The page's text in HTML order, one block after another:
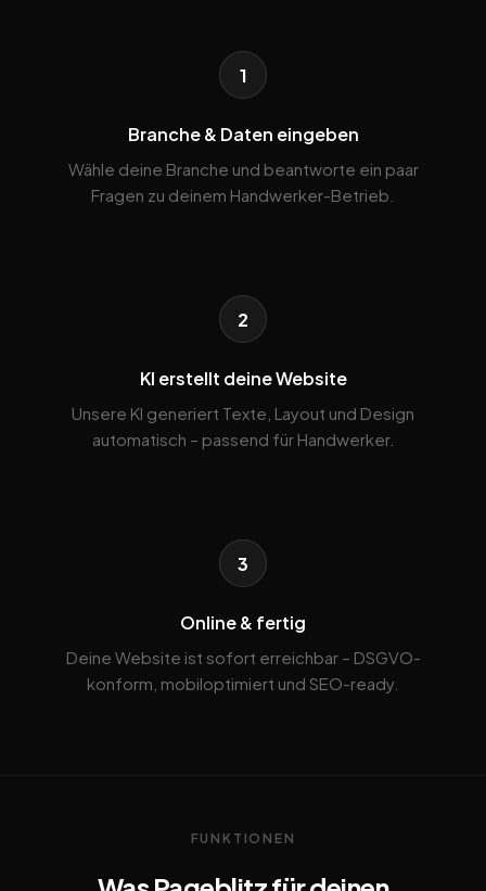
1
Branche & Daten eingeben
Wähle deine Branche und beantworte ein paar
Fragen zu deinem Handwerker-Betrieb.
2
KI erstellt deine Website
Unsere KI generiert Texte, Layout und Design
automatisch – passend für Handwerker.
3
Online & fertig
Deine Website ist sofort erreichbar – DSGVO-
konform, mobiloptimiert und SEO-ready.
FUNKTIONEN